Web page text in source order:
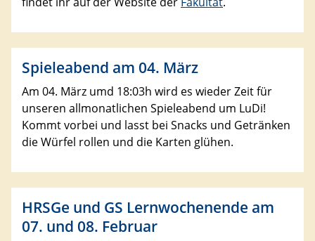
Spieleabend am 04. März
Am 04. März umd 18:03h wird es wieder Zeit für
unseren allmonatlichen Spieleabend um LuDi!
Kommt vorbei und lasst bei Snacks und Getränken
die Würfel rollen und die Karten glühen.
HRSGe und GS Lernwochenende am
07. und 08. Februar